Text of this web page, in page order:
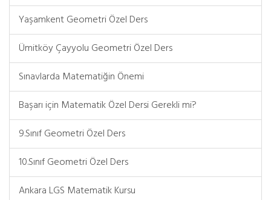
Yaşamkent Geometri Özel Ders
Ümitköy Çayyolu Geometri Özel Ders
Sınavlarda Matematiğin Önemi
Başarı için Matematik Özel Dersi Gerekli mi?
9.Sınıf Geometri Özel Ders
10.Sınıf Geometri Özel Ders
Ankara LGS Matematik Kursu